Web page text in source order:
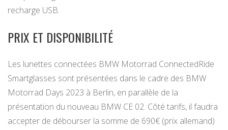
recharge USB.
PRIX ET DISPONIBILITÉ
Les lunettes connectées BMW Motorrad ConnectedRide
Smartglasses sont présentées dans le cadre des BMW
Motorrad Days 2023 à Berlin, en parallèle de la
présentation du nouveau BMW CE 02. Côté tarifs, il faudra
accepter de débourser la somme de 690€ (prix allemand)